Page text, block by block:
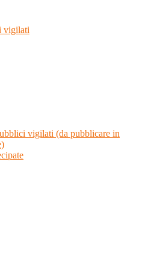
vigilati
vigilati (da pubblicare in